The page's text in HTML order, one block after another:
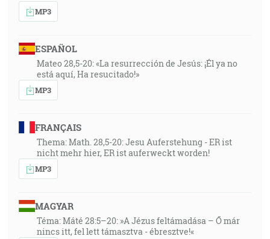
MP3
ESPAÑOL
Mateo 28,5-20: «La resurrección de Jesús: ¡Él ya no
está aquí, Ha resucitado!»
MP3
FRANÇAIS
Thema: Math. 28,5-20: Jesu Auferstehung - ER ist
nicht mehr hier, ER ist auferweckt worden!
MP3
MAGYAR
Téma: Máté 28:5–20: »A Jézus feltámadása – Ő már
nincs itt, fel lett támasztva - ébresztve!«